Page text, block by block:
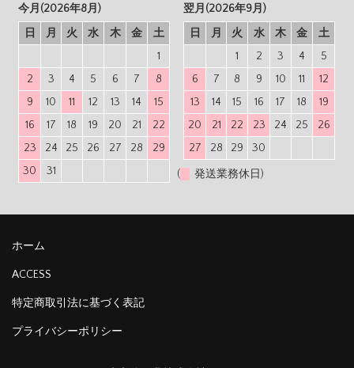
今月(2026年8月)
日
月 火 水 木 金
土
1
2
3 4 5 6 7
8
9
10 11 12 13 14
15
16
17 18 19 20 21
22
23
24 25 26 27 28
29
30
31
翌月(2026年9月)
日
月 火 水 木 金
土
1
2 3 4
5
6
7 8 9 10 11
12
13
14 15 16 17 18
19
20
21 22 23 24 25
26
27
28 29 30
( 発送業務休日)
ホーム
ACCESS
特定商取引法に基づく表記
プライバシーポリシー